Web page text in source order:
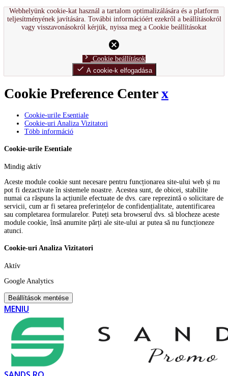
Webhelyünk cookie-kat használ a tartalom optimalizálására és a platform
teljesítményének javítására. További információért ezekről a beállításokról
vagy visszavonásokról kérjük, nyissa meg a Cookie beállításokat
cancel
chevron_right Cookie beállítások
done A cookie-k elfogadása
Cookie Preference Centerx
Cookie-urile Esentiale
Cookie-uri Analiza Vizitatori
Több információ
Cookie-urile Esentiale
Mindig aktív
Aceste module cookie sunt necesare pentru funcționarea site-ului web și nu
pot fi dezactivate în sistemele noastre. Acestea sunt, de obicei, stabilite
numai ca răspuns la acțiunile efectuate de dvs. care reprezintă o solicitare de
servicii, cum ar fi setarea preferințelor de confidențialitate, autentificarea
sau completarea formularelor. Puteți seta browserul dvs. să blocheze aceste
module cookie, însă anumite părți ale site-ului ar putea să nu funcționeze
atunci.
Cookie-uri Analiza Vizitatori
Aktív
Google Analytics
Beállítások mentése
MENIU